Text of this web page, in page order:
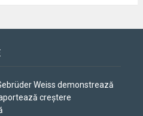
Weiss demonstrează
creștere